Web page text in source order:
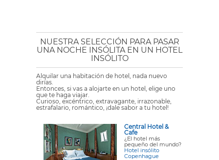
NUESTRA SELECCIÓN PARA PASAR
UNA NOCHE INSÓLITA EN UN HOTEL
INSÓLITO
Alquilar una habitación de hotel, nada nuevo
dirías.
Entonces, si vas a alojarte en un hotel, elige uno
que te haga viajar.
Curioso, excéntrico, extravagante, irrazonable,
estrafalario, romántico, ¡dale sabor a tu hotel!
Central Hotel &
Cafe
¿El hotel más
pequeño del mundo?
Hotel insólito
Copenhague